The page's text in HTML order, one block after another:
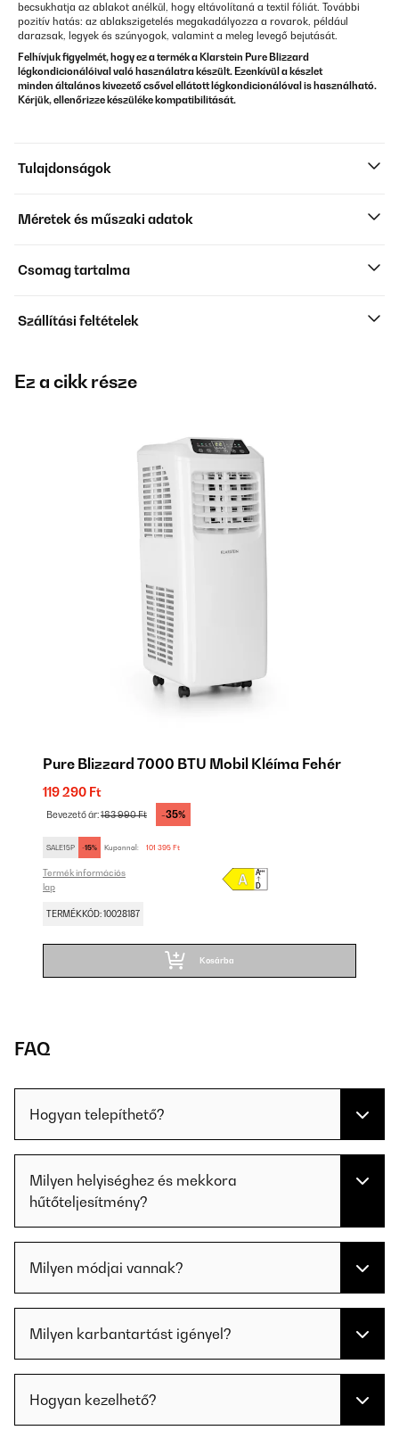
becsukhatja az ablakot anélkül, hogy eltávolítaná a textil fóliát. További
pozitív hatás: az ablakszigetelés megakadályozza a rovarok, például
darazsak, legyek és szúnyogok, valamint a meleg levegő bejutását.
Felhívjuk figyelmét, hogy ez a termék a Klarstein Pure Blizzard
légkondicionálóival való használatra készült. Ezenkívül a készlet
minden általános kivezető csővel ellátott légkondicionálóval is használható.
Kérjük, ellenőrizze készüléke kompatibilitását.
Tulajdonságok
Méretek és műszaki adatok
Csomag tartalma
Szállítási feltételek
Ez a cikk része
Pure Blizzard 7000 BTU Mobil Kléíma Fehér
119 290 Ft
Bevezető ár:183 990 Ft -35%
SALE15P -15% Kuponnal: 101 395 Ft
Termék információs
lap
TERMÉKKÓD: 10028187
Kosárba
FAQ
Hogyan telepíthető?
Milyen helyiséghez és mekkora
hűtőteljesítmény?
Milyen módjai vannak?
Milyen karbantartást igényel?
Hogyan kezelhető?